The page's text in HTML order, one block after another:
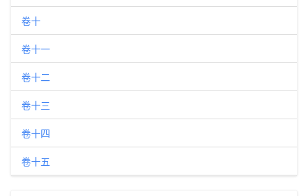
卷十
卷十一
卷十二
卷十三
卷十四
卷十五